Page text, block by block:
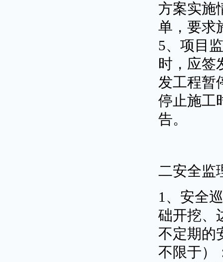
方案实施
单，要求
5、项目
时，应签
发工程暂
停止施工
告。
二安全监
1、安全
础开挖、
不定期的
不限于）